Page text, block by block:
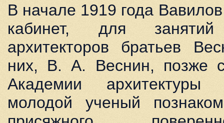
В начале 1919 года
кабинет, для
архитекторов братьев
них, В. А. Веснин, позже
Академии архитектуры
молодой ученый